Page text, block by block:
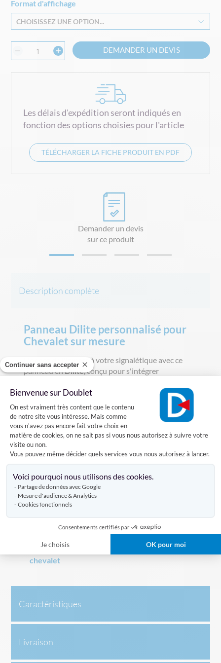
Continuer sans accepter
Bienvenue sur Doublet
Plateforme de Gestion du
On est vraiment très content que le contenu
de notre site vous intéresse. Mais comme
vous n'avez pas encore fait votre choix en
matière de cookies, on ne sait pas si vous nous autorisez à suivre votre
visite ou non.
Vous pouvez même décider quels services vous nous autorisez à lancer.
Voici pourquoi nous utilisons des cookies.
Partage de données avec Google
Mesure d'audience & Analytics
Cookies fonctionnels
Consentements certifiés par
Je choisis OK pour moi
Format d'affichage
CHOISISSEZ UNE OPTION...
DEMANDER UN DEVIS
Les délais d'expédition seront indiqués en
fonction des options choisies pour l'article
TÉLÉCHARGER LA FICHE PRODUIT EN PDF
beginning
of
the
gallery
Demander un devis
sur ce produit
Description complète
Panneau Dilite personnalisé pour
Chevalet sur mesure
Donnez de l'impact à votre signalétique avec ce
panneau enDilite, conçu pour s'intégrer
ce soit pour afficher un menu, une offre
promotionnelle ou une direction, ce support
garantit un rendu professionnel et une résistance à
toute épreuve. Idéal pour les expositions, salons,
points de vente ou événements professionnels.
Précisions de commande
seul panneaupersonnalisé.
Accessoires :Pour les supports nécessitant une
fixation spécifique, veuillez noter que les
équipez un chevalet complet, assurez-vous
nécessaires à votre panier.
Paire de pinces pour
chevalet
Caractéristiques
Livraison